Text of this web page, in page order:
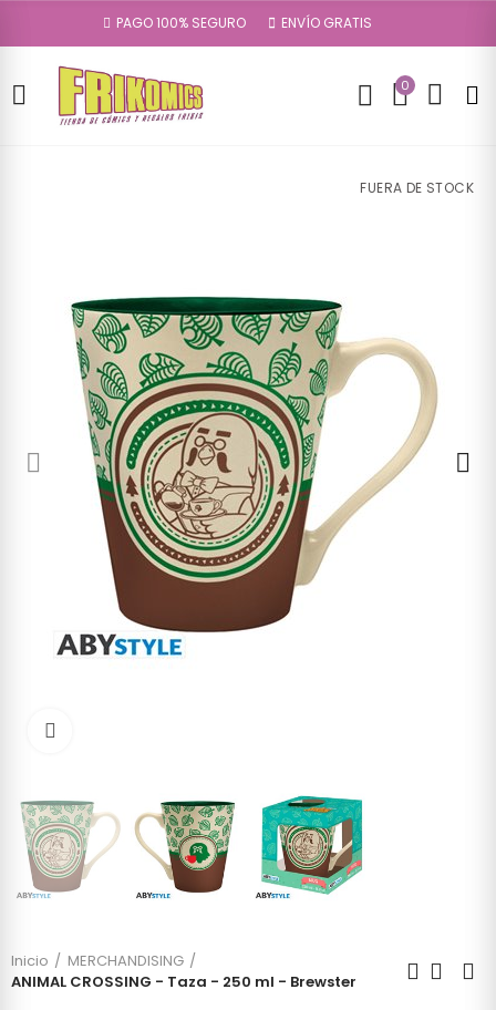
PAGO 100% SEGURO ENVÍO GRATIS
0
FUERA DE STOCK
Inicio
MERCHANDISING
ANIMAL CROSSING - Taza - 250 ml - Brewster